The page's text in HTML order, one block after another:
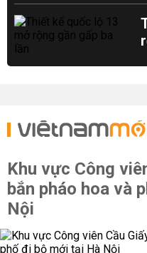
Khu vực Công
bắn pháo hoa và
Nội